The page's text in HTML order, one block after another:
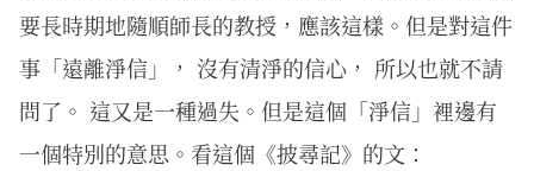
要長時期地隨順師長的教授，應該這樣。但是對這件
事「遠離淨信」， 沒有清淨的信心， 所以也就不請
問了。 這又是一種過失。但是這個「淨信」裡邊有
一個特別的意思。看這個《披尋記》的文：